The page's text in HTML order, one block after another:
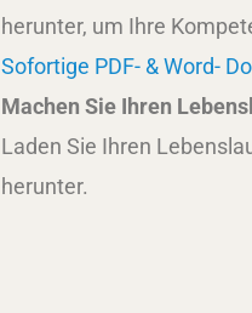
herunter, um Ihre
Sofortige PDF- & Word-
Machen Sie Ihren
Laden Sie Ihren
herunter.